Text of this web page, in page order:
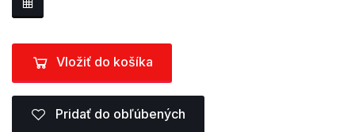
Vložiť do košíka
Pridať do obľúbených